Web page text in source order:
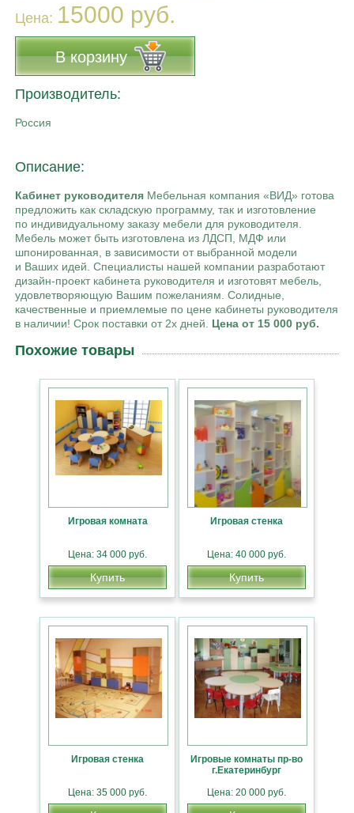
Цена: 15000 руб.
В корзину
Производитель:
Россия
Описание:
Кабинет руководителя Мебельная компания «ВИД» готова
предложить как складскую программу, так и изготовление
по индивидуальному заказу мебели для руководителя.
Мебель может быть изготовлена из ЛДСП, МДФ или
шпонированная, в зависимости от выбранной модели
и Ваших идей. Специалисты нашей компании разработают
дизайн-проект кабинета руководителя и изготовят мебель,
удовлетворяющую Вашим пожеланиям. Солидные,
качественные и приемлемые по цене кабинеты руководителя
в наличии! Срок поставки от 2х дней. Цена от 15 000 руб.
Похожие товары
Игровая комната
Цена: 34 000 руб.
Купить
Игровая стенка
Цена: 40 000 руб.
Купить
Игровая стенка
Цена: 35 000 руб.
Игровые комнаты пр-во
г.Екатеринбург
Цена: 20 000 руб.